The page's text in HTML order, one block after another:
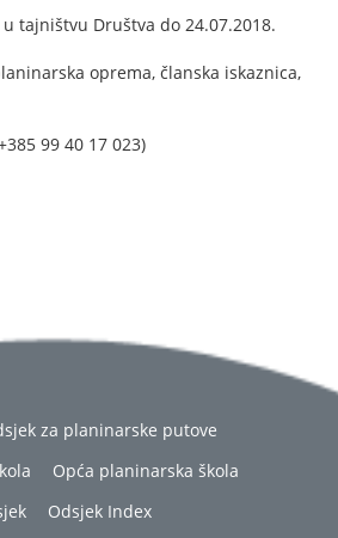
tajništvu Društva do 24.07.2018.
oprema, članska iskaznica,
99 40 17 023)
za planinarske putove
Opća planinarska škola
Odsjek Index